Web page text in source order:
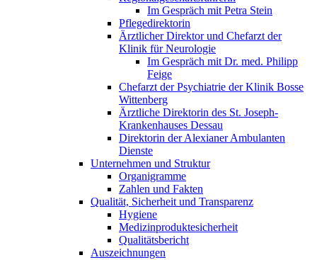
Im Gespräch mit Petra Stein
Pflegedirektorin
Ärztlicher Direktor und Chefarzt der
Klinik für Neurologie
Im Gespräch mit Dr. med. Philipp
Feige
Chefarzt der Psychiatrie der Klinik Bosse
Wittenberg
Ärztliche Direktorin des St. Joseph-
Krankenhauses Dessau
Direktorin der Alexianer Ambulanten
Dienste
Unternehmen und Struktur
Organigramme
Zahlen und Fakten
Qualität, Sicherheit und Transparenz
Hygiene
Medizinproduktesicherheit
Qualitätsbericht
Auszeichnungen